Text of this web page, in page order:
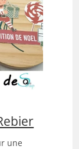
une